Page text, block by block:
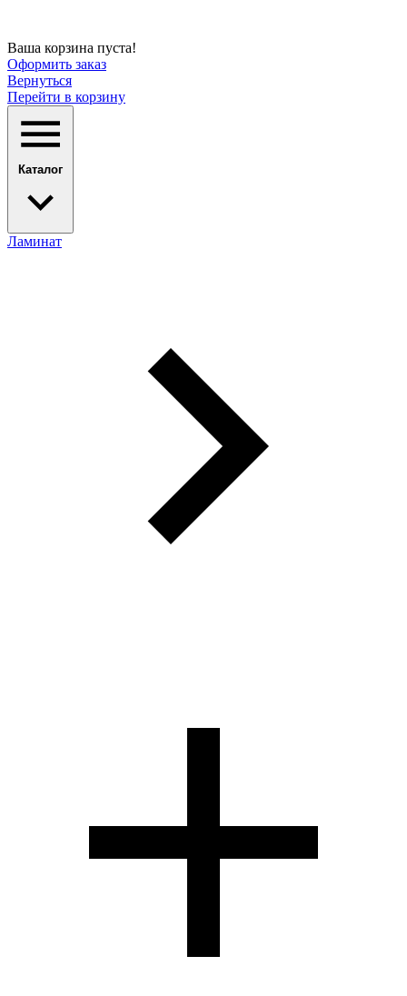
Ваша корзина пуста!
Оформить заказ
Вернуться
Перейти в корзину
Каталог
Ламинат